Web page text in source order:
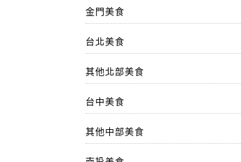
金門美食
台北美食
其他北部美食
台中美食
其他中部美食